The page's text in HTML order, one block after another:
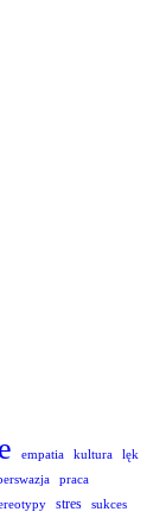
empatia kultura
lęk
praca
stres sukces